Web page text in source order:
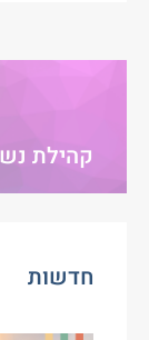
קהילת
חדשות